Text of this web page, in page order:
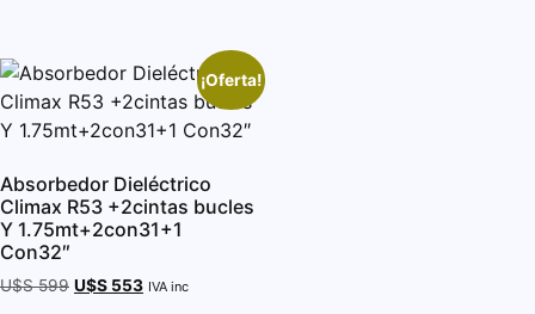
¡Oferta!
Absorbedor Dieléctrico
Climax R53 +2cintas bucles
Y 1.75mt+2con31+1
Con32″
U$S599 U$S 553 IVA inc